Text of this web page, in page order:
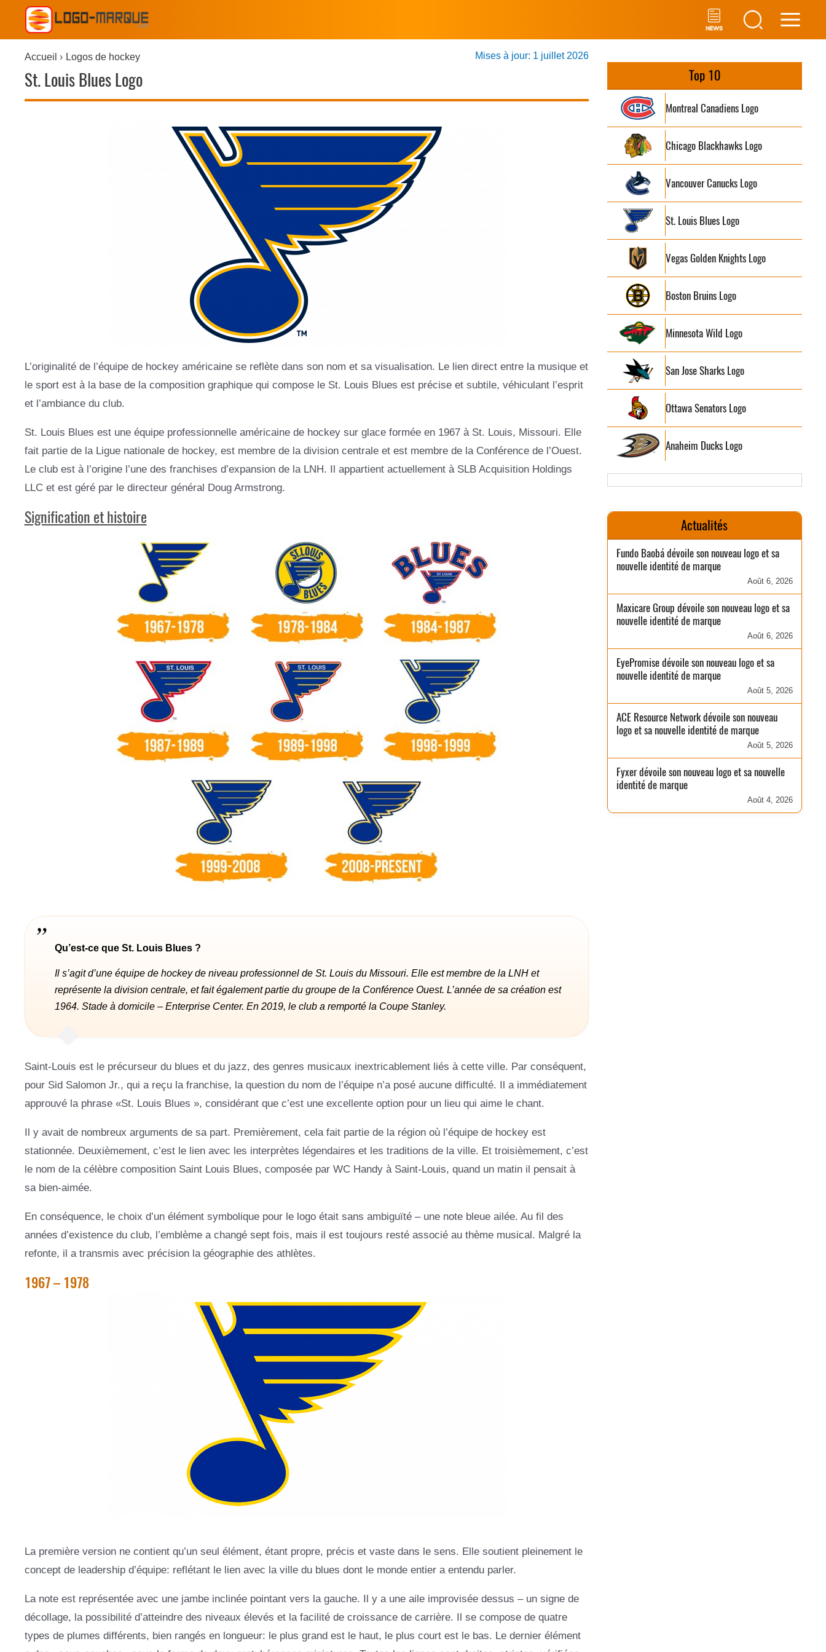
Accueil Logos de hockey
St. Louis Blues Logo
Mises à jour: 1 juillet 2026
L’originalité de l’équipe de hockey américaine se reflète dans son nom et sa visualisation. Le lien direct entre la musique et
le sport est à la base de la composition graphique qui compose le St. Louis Blues est précise et subtile, véhiculant l’esprit
et l’ambiance du club.
St. Louis Blues est une équipe professionnelle américaine de hockey sur glace formée en 1967 à St. Louis, Missouri. Elle
fait partie de la Ligue nationale de hockey, est membre de la division centrale et est membre de la Conférence de l’Ouest.
Le club est à l’origine l’une des franchises d’expansion de la LNH. Il appartient actuellement à SLB Acquisition Holdings
LLC et est géré par le directeur général Doug Armstrong.
Signification et histoire
Qu’est-ce que St. Louis Blues ?
Il s’agit d’une équipe de hockey de niveau professionnel de St. Louis du Missouri. Elle est membre de la LNH et
représente la division centrale, et fait également partie du groupe de la Conférence Ouest. L’année de sa création est
1964. Stade à domicile – Enterprise Center. En 2019, le club a remporté la Coupe Stanley.
Saint-Louis est le précurseur du blues et du jazz, des genres musicaux inextricablement liés à cette ville. Par conséquent,
pour Sid Salomon Jr., qui a reçu la franchise, la question du nom de l’équipe n’a posé aucune difficulté. Il a immédiatement
approuvé la phrase «St. Louis Blues », considérant que c’est une excellente option pour un lieu qui aime le chant.
Il y avait de nombreux arguments de sa part. Premièrement, cela fait partie de la région où l’équipe de hockey est
stationnée. Deuxièmement, c’est le lien avec les interprètes légendaires et les traditions de la ville. Et troisièmement, c’est
le nom de la célèbre composition Saint Louis Blues, composée par WC Handy à Saint-Louis, quand un matin il pensait à
sa bien-aimée.
En conséquence, le choix d’un élément symbolique pour le logo était sans ambiguïté – une note bleue ailée. Au fil des
années d’existence du club, l’emblème a changé sept fois, mais il est toujours resté associé au thème musical. Malgré la
refonte, il a transmis avec précision la géographie des athlètes.
1967 – 1978
La première version ne contient qu’un seul élément, étant propre, précis et vaste dans le sens. Elle soutient pleinement le
concept de leadership d’équipe: reflétant le lien avec la ville du blues dont le monde entier a entendu parler.
La note est représentée avec une jambe inclinée pointant vers la gauche. Il y a une aile improvisée dessus – un signe de
décollage, la possibilité d’atteindre des niveaux élevés et la facilité de croissance de carrière. Il se compose de quatre
types de plumes différents, bien rangés en longueur: le plus grand est le haut, le plus court est le bas. Le dernier élément
Top 10
Montreal Canadiens Logo
Chicago Blackhawks Logo
Vancouver Canucks Logo
St. Louis Blues Logo
Vegas Golden Knights Logo
Boston Bruins Logo
Minnesota Wild Logo
San Jose Sharks Logo
Ottawa Senators Logo
Anaheim Ducks Logo
Actualités
Fundo Baobá dévoile son nouveau logo et sa
nouvelle identité de marque
Août 6, 2026
Maxicare Group dévoile son nouveau logo et sa
nouvelle identité de marque
Août 6, 2026
EyePromise dévoile son nouveau logo et sa
nouvelle identité de marque
Août 5, 2026
ACE Resource Network dévoile son nouveau
logo et sa nouvelle identité de marque
Août 5, 2026
Fyxer dévoile son nouveau logo et sa nouvelle
identité de marque
Août 4, 2026